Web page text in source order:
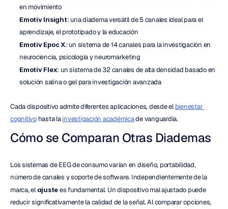
en movimiento
Emotiv Insight: una diadema versátil de 5 canales ideal para el
aprendizaje, el prototipado y la educación
Emotiv Epoc X: un sistema de 14 canales para la investigación en
neurociencia, psicología y neuromarketing
Emotiv Flex: un sistema de 32 canales de alta densidad basado en
solución salina o gel para investigación avanzada
Cada dispositivo admite diferentes aplicaciones, desde el bienestar
cognitivo hasta la investigación académica de vanguardia.
Cómo se Comparan Otras Diademas
Los sistemas de EEG de consumo varían en diseño, portabilidad,
número de canales y soporte de software. Independientemente de la
marca, el ajuste es fundamental. Un dispositivo mal ajustado puede
reducir significativamente la calidad de la señal. Al comparar opciones,